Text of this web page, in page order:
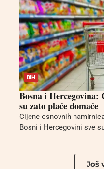
BIH
Bosna i
su zato plaće domaće
Cijene osnovnih
Bosni i Hercegovini sve
Još